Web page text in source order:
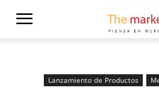
Lanzamiento de Productos